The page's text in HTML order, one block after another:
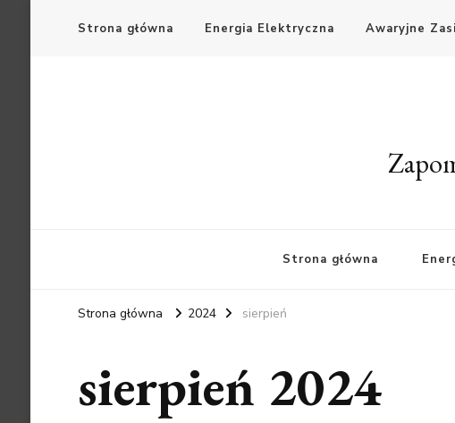
Strona główna Energia Elektryczna Awaryjne
Strona główna
Strona główna 2024 sierpień
sierpień 2024